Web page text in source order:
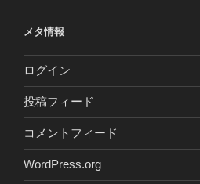
メタ情報
ログイン
投稿フィード
コメントフィード
WordPress.org